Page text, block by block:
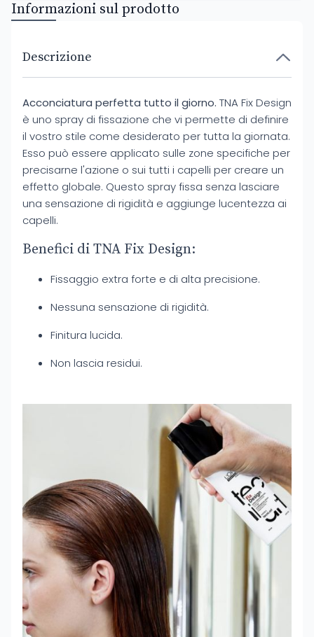
Informazioni sul prodotto
Descrizione
Acconciatura perfetta tutto il giorno. TNA Fix Design
è uno spray di fissazione che vi permette di definire
il vostro stile come desiderato per tutta la giornata.
Esso può essere applicato sulle zone specifiche per
precisarne l'azione o sui tutti i capelli per creare un
effetto globale. Questo spray fissa senza lasciare
una sensazione di rigidità e aggiunge lucentezza ai
capelli.
Benefici di TNA Fix Design:
Fissaggio extra forte e di alta precisione.
Nessuna sensazione di rigidità.
Finitura lucida.
Non lascia residui.